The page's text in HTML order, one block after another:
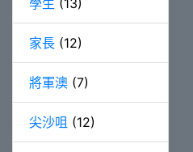
學生 (13)
家長 (12)
將軍澳 (7)
尖沙咀 (12)